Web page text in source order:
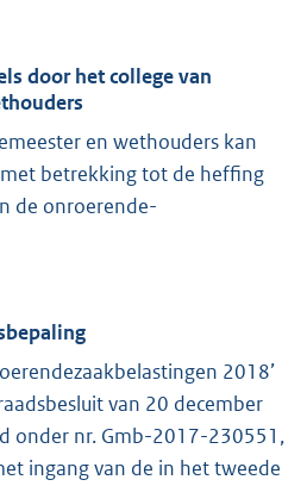
door het college van
en wethouders kan
betrekking tot de heffing
de onroerende-
2018’
van 20 december
onder nr. Gmb-2017-230551,
ingang van de in het tweede